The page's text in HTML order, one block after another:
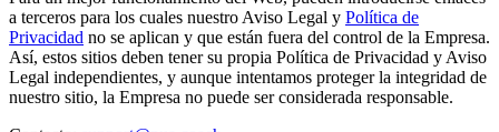
a terceros para los cuales nuestro Aviso Legal y Política de
Privacidad no se aplican y que están fuera del control de la Empresa.
Así, estos sitios deben tener su propia Política de Privacidad y Aviso
Legal independientes, y aunque intentamos proteger la integridad de
nuestro sitio, la Empresa no puede ser considerada responsable.